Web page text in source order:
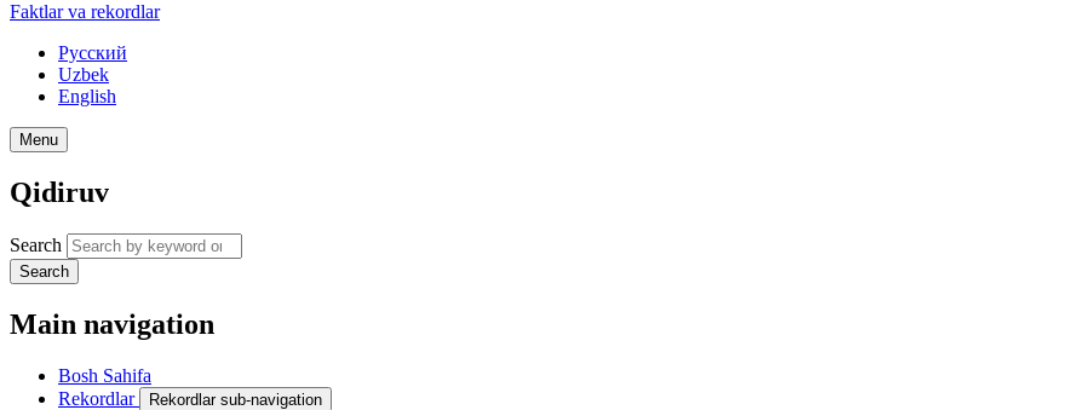
Faktlar va rekordlar
Русский
Uzbek
English
Menu
Qidiruv
Search
Search
Main navigation
Bosh Sahifa
Rekordlar
Rekordlar sub-navigation